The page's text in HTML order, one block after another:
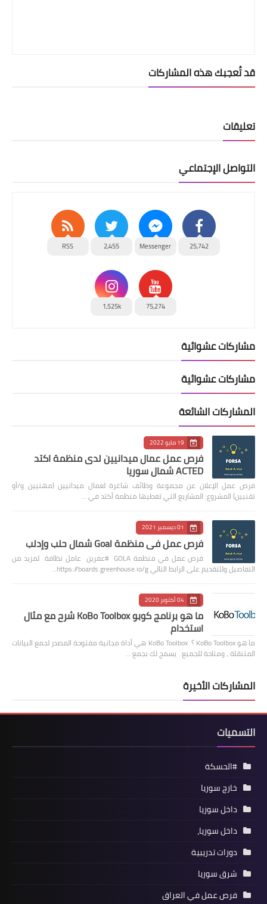
قد تُعجبك هذه المشاركات
تعليقات
التواصل الإجتماعي
25,742
Messenger
2,455
RSS
75,274
1,525k
مشاركات عشوائية
مشاركات عشوائية
المشاركات الشائعة
19 مايو 2022
فرص عمل عمال ميدانيين لدى منظمة اكتد
ACTED شمال سوريا
فرص عمل الإعلان عن مجموعة وظائف شاغرة لعمال ميدانيين (مهنيين و/أو
تقنيين) المشروع: المشاريع التي تغطيها منظمة أكتد في …
01 ديسمبر 2021
فرص عمل في منظمة Goal شمال حلب وإدلب
فرص عمل في منظمة GOLA #عفرين عامل نظافة لمزيد من
التفاصيل وللتقديم على الرابط التالي https://boards.greenhouse.io/g…
04 أكتوبر 2020
ما هو برنامج كوبو KoBo Toolbox شرح مع مثال
استخدام
ما هو KoBo Toolbox ؟ KoBo Toolbox هي أداة مجانية مفتوحة المصدر لجمع البيانات
المتنقلة ، ومتاحة للجميع. يسمح لك بجمع …
المشاركات الأخيرة
التسميات
#الحسكة
خارج سوريا
داخل سوريا
داخل سوريا،
دورات تدريبية
شرق سوريا
فرص عمل في العراق